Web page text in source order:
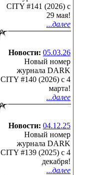
CITY #141 (2026) c
29 мая!
...далее
Новости: 05.03.26
Новый номер
журнала DARK
CITY #140 (2026) c 4
марта!
...далее
Новости: 04.12.25
Новый номер
журнала DARK
CITY #139 (2025) c 4
декабря!
...далее